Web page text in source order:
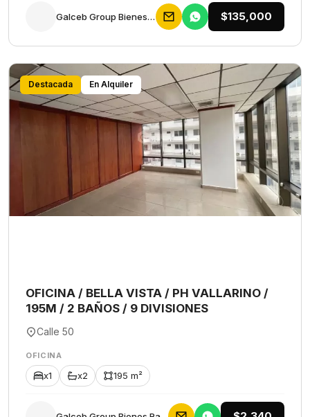
Galceb Group Bienes Raices $135,000
Destacada En Alquiler
OFICINA / BELLA VISTA / PH VALLARINO /
195M / 2 BAÑOS / 9 DIVISIONES
Calle 50
OFICINA
x1 x2 195 m²